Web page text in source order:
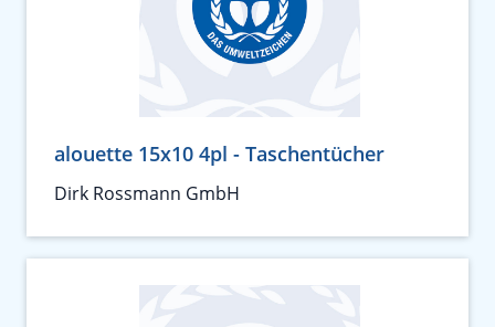
alouette 15x10 4pl - Taschentücher
Dirk Rossmann GmbH